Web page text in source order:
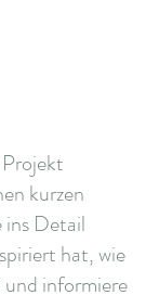
kurzen
ins Detail
hat, wie
und informiere